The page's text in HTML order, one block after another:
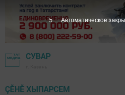
СУВАР
ÇӖНӖ ХЫПАРСЕМ
3 Автоматическое